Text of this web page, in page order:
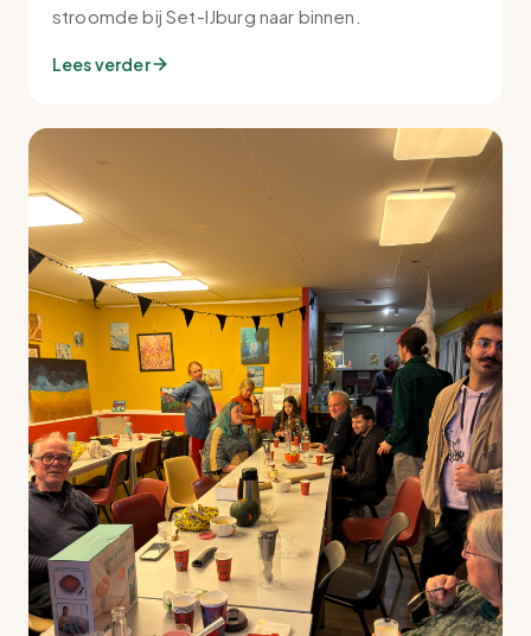
stroomde bij Set-IJburg naar binnen.
Lees verder